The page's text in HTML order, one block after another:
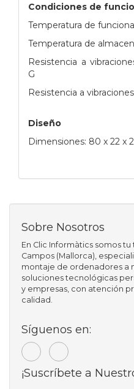
Condiciones de
Temperatura de
Temperatura de
Resistencia a
G
Resistencia a
Diseño
Dimensiones: 80 x 22 x
Sobre Nosotros
En Clic Informàtics somos
Campos (Mallorca),
montaje de ordenadores a
soluciones tecnológicas
y empresas, con atención
calidad.
Síguenos en:
¡Suscríbete a